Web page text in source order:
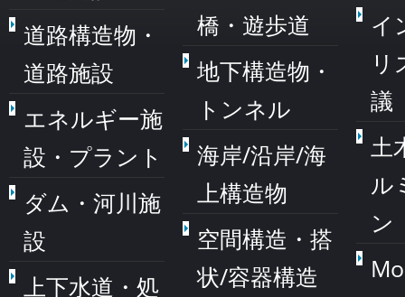
道路構造物・
道路施設
エネルギー施
設・プラント
ダム・河川施
設
上下水道・処
橋・遊歩道
地下構造物・
トンネル
海岸/沿岸/海
上構造物
空間構造・搭
状/容器構造
イ
リ
議
土
ル
ン